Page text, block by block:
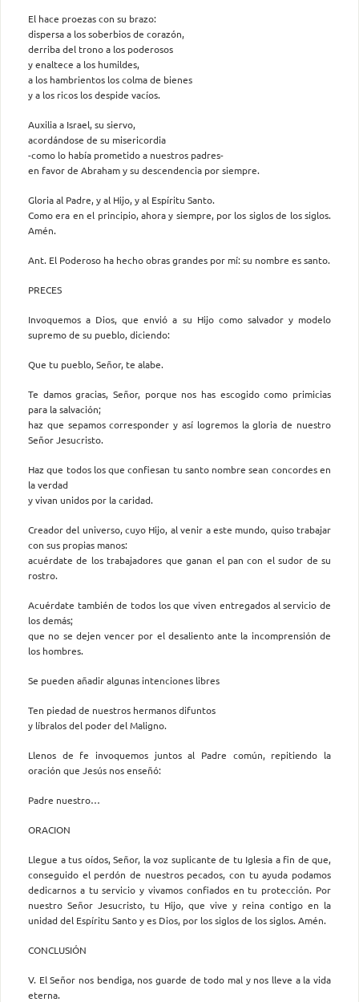
El hace proezas con su brazo:
dispersa a los soberbios de corazón,
derriba del trono a los poderosos
y enaltece a los humildes,
a los hambrientos los colma de bienes
y a los ricos los despide vacíos.
Auxilia a Israel, su siervo,
acordándose de su misericordia
-como lo había prometido a nuestros padres-
en favor de Abraham y su descendencia por siempre.
Gloria al Padre, y al Hijo, y al Espíritu Santo.
Como era en el principio, ahora y siempre, por los siglos de los siglos.
Amén.
Ant. El Poderoso ha hecho obras grandes por mí: su nombre es santo.
PRECES
Invoquemos a Dios, que envió a su Hijo como salvador y modelo
supremo de su pueblo, diciendo:
Que tu pueblo, Señor, te alabe.
Te damos gracias, Señor, porque nos has escogido como primicias
para la salvación;
haz que sepamos corresponder y así logremos la gloria de nuestro
Señor Jesucristo.
Haz que todos los que confiesan tu santo nombre sean concordes en
la verdad
y vivan unidos por la caridad.
Creador del universo, cuyo Hijo, al venir a este mundo, quiso trabajar
con sus propias manos:
acuérdate de los trabajadores que ganan el pan con el sudor de su
rostro.
Acuérdate también de todos los que viven entregados al servicio de
los demás;
que no se dejen vencer por el desaliento ante la incomprensión de
los hombres.
Se pueden añadir algunas intenciones libres
Ten piedad de nuestros hermanos difuntos
y líbralos del poder del Maligno.
Llenos de fe invoquemos juntos al Padre común, repitiendo la
oración que Jesús nos enseñó:
Padre nuestro…
ORACION
Llegue a tus oídos, Señor, la voz suplicante de tu Iglesia a fin de que,
conseguido el perdón de nuestros pecados, con tu ayuda podamos
dedicarnos a tu servicio y vivamos confiados en tu protección. Por
nuestro Señor Jesucristo, tu Hijo, que vive y reina contigo en la
unidad del Espíritu Santo y es Dios, por los siglos de los siglos. Amén.
CONCLUSIÓN
V. El Señor nos bendiga, nos guarde de todo mal y nos lleve a la vida
eterna.